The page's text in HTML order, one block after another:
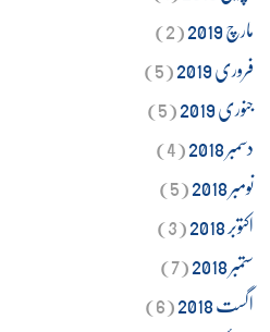
مارچ 2019
(2)
فروری 2019
(5)
جنوری 2019
(5)
دسمبر 2018
(4)
نومبر 2018
(5)
اکتوبر 2018
(3)
ستمبر 2018
(7)
اگست 2018
(6)